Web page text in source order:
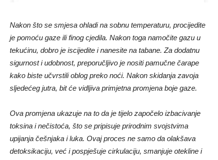
Nakon što se smjesa ohladi na sobnu temperaturu, procijedite
je pomoću gaze ili finog cjedila. Nakon toga namočite gazu u
tekućinu, dobro je iscijedite i nanesite na tabane. Za dodatnu
sigurnost i udobnost, preporučljivo je nositi pamučne čarape
kako biste učvrstili oblog preko noći. Nakon skidanja zavoja
sljedećeg jutra, bit će vidljiva primjetna promjena boje gaze.
Ova promjena ukazuje na to da je tijelo započelo izbacivanje
toksina i nečistoća, što se pripisuje prirodnim svojstvima
upijanja češnjaka i luka. Ovaj proces ne samo da olakšava
detoksikaciju, već i pospješuje cirkulaciju, smanjuje otekline i